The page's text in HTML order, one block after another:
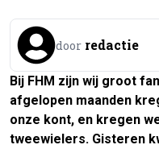
door redactie
Bij FHM zijn wij groot
afgelopen maanden
onze kont, en kregen
tweewielers. Gisteren